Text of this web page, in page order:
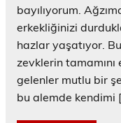
bayılıyorum.
erkekliğinizi
hazlar yaşatıyor.
zevklerin
gelenler mutlu bir
bu alemde kendimi